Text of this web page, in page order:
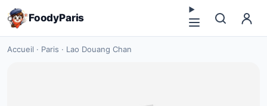
FoodyParis
Accueil · Paris · Lao Douang Chan